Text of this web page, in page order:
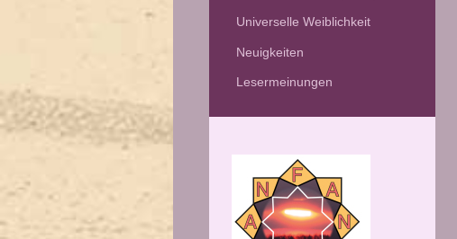
Universelle Weiblichkeit
Neuigkeiten
Lesermeinungen